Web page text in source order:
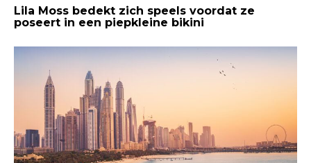
Lila Moss bedekt zich speels voordat ze
poseert in een piepkleine bikini